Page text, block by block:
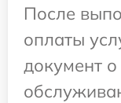
После
оплаты
документ